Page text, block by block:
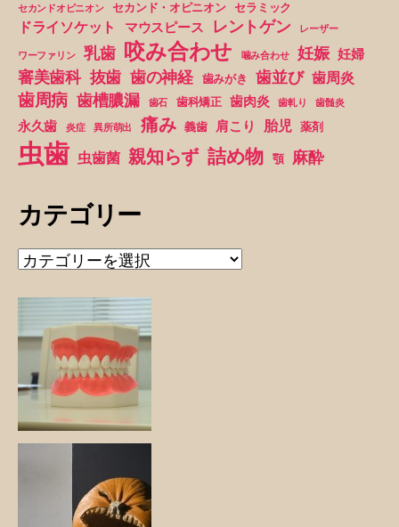
セカンドオピニオン セカンド・オピニオン セラミック
ドライソケット マウスピース レントゲン レーザー
ワーファリン 乳歯 咬み合わせ 噛み合わせ 妊娠 妊婦
審美歯科 抜歯 歯の神経 歯みがき 歯並び 歯周炎
歯周病 歯槽膿漏 歯石 歯科矯正 歯肉炎 歯軋り 歯髄炎
永久歯 炎症 異所萌出 痛み 義歯 肩こり 胎児 薬剤
虫歯 虫歯菌 親知らず 詰め物 顎 麻酔
カテゴリー
カ
テ
ー